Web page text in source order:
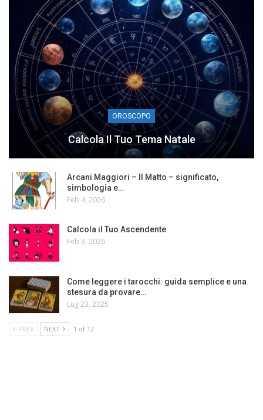
OROSCOPO
Calcola Il Tuo Tema Natale
Arcani Maggiori – Il Matto – significato,
simbologia e…
Feb 4, 2026
Calcola il Tuo Ascendente
Feb 3, 2026
Come leggere i tarocchi: guida semplice e una
stesura da provare…
Lug 23, 2025
PREV NEXT 1 of 12